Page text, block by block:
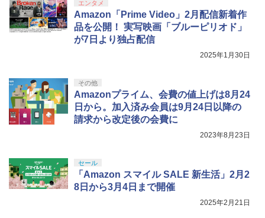
エンタメ
Amazon「Prime Video」2月配信新着作
品を公開！ 実写映画「ブルーピリオド」
が7日より独占配信
2025年1月30日
その他
Amazonプライム、会費の値上げは8月24
日から。加入済み会員は9月24日以降の
請求から改定後の会費に
2023年8月23日
セール
「Amazon スマイル SALE 新生活」2月2
8日から3月4日まで開催
2025年2月21日